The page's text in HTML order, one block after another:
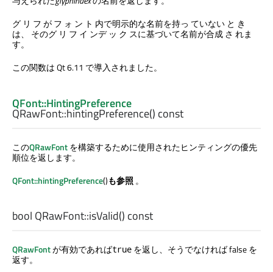
グ リ フ が フ ォ ン ト 内で明示的な名前を持っ ていない と き
は、 そのグ リ フ イ ンデ ッ ク スに基づいて名前が合成 さ れま
す。
この関数は Qt 6.11 で導入されました。
QFont::HintingPreference
QRawFont::hintingPreference() const
このQRawFontを構築するために使用されたヒンティングの優先
順位を返します。
QFont::hintingPreference()も参照 。
bool QRawFont::isValid() const
QRawFontが有効であればtrue を返し、そうでなければ false を
返す。